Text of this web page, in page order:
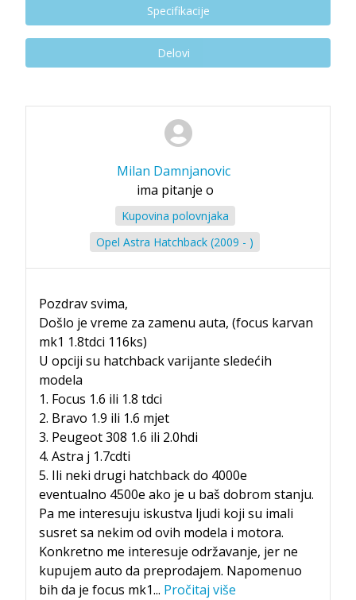
Specifikacije
Delovi
Milan Damnjanovic
ima pitanje o
Kupovina polovnjaka
Opel Astra Hatchback (2009 - )
Pozdrav svima,
Došlo je vreme za zamenu auta, (focus karvan
mk1 1.8tdci 116ks)
U opciji su hatchback varijante sledećih
modela
1. Focus 1.6 ili 1.8 tdci
2. Bravo 1.9 ili 1.6 mjet
3. Peugeot 308 1.6 ili 2.0hdi
4. Astra j 1.7cdti
5. Ili neki drugi hatchback do 4000e
eventualno 4500e ako je u baš dobrom stanju.
Pa me interesuju iskustva ljudi koji su imali
susret sa nekim od ovih modela i motora.
Konkretno me interesuje održavanje, jer ne
kupujem auto da preprodajem. Napomenuo
bih da je focus mk1... Pročitaj više